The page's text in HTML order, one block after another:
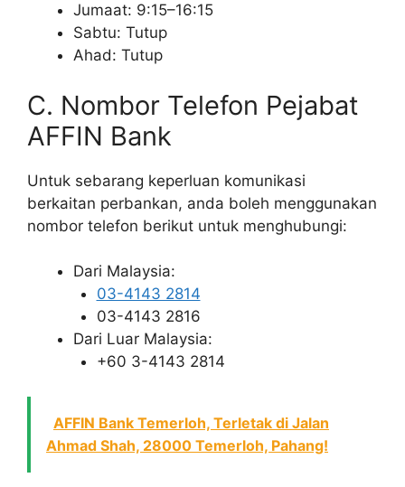
Jumaat: 9:15–16:15
Sabtu: Tutup
Ahad: Tutup
C. Nombor Telefon Pejabat
AFFIN Bank
Untuk sebarang keperluan komunikasi
berkaitan perbankan, anda boleh menggunakan
nombor telefon berikut untuk menghubungi:
Dari Malaysia:
03-4143 2814
03-4143 2816
Dari Luar Malaysia:
+60 3-4143 2814
AFFIN Bank Temerloh, Terletak di Jalan
Ahmad Shah, 28000 Temerloh, Pahang!